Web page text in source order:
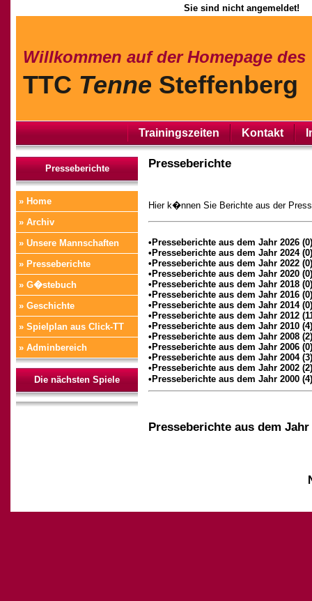
Sie sind nicht angemeldet!
Willkommen auf der Homepage des
TTC Tenne Steffenberg
Trainingszeiten Kontakt
Presseberichte
» Home
» Archiv
» Unsere Mannschaften
» Presseberichte
» G�stebuch
» Geschichte
» Spielplan aus Click-TT
» Adminbereich
Die nächsten Spiele
Presseberichte
Hier k�nnen Sie Berichte aus der
•Presseberichte aus dem Jahr 2026 (0)
•Presseberichte aus dem Jahr 2024 (0)
•Presseberichte aus dem Jahr 2022 (0)
•Presseberichte aus dem Jahr 2020 (0)
•Presseberichte aus dem Jahr 2018 (0)
•Presseberichte aus dem Jahr 2016 (0)
•Presseberichte aus dem Jahr 2014 (0)
•Presseberichte aus dem Jahr 2012
•Presseberichte aus dem Jahr 2010 (4)
•Presseberichte aus dem Jahr 2008 (2)
•Presseberichte aus dem Jahr 2006 (0)
•Presseberichte aus dem Jahr 2004 (3)
•Presseberichte aus dem Jahr 2002 (2)
•Presseberichte aus dem Jahr 2000 (4)
Presseberichte aus dem Jahr